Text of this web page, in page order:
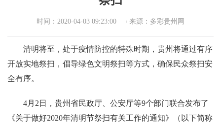
时间：2020-04-03 09:23:00 来源：多彩贵州网
清明将至，处于疫情防控的特殊时期，贵州将通过有序
开放实地祭扫，倡导绿色文明祭扫等方式，确保民众祭扫安
全有序。
4月2日，贵州省民政厅、公安厅等9个部门联合发布了
《关于做好2020年清明节祭扫有关工作的通知》（以下简称